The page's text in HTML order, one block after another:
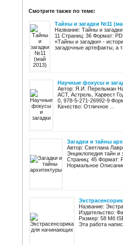
Смотрите также по теме:
Тайны и загадки №11
Название: Тайны и
11 Страниц: 36 Формат:
«Тайны и загадки» -
загадочные артефакты, а
Научные фокусы и
Автор: Я.И. Перельман
АСТ, Астрель, Харвест
0, 978-5-271-26992-9
Качество: Отличное ...
Загадки и тайны
Автор: Светлана
Энциклопедия тайн и
Страниц: 45 Формат:
Нормальное
Название:
Издательство:
Размер: 58 Мб
Эта работа